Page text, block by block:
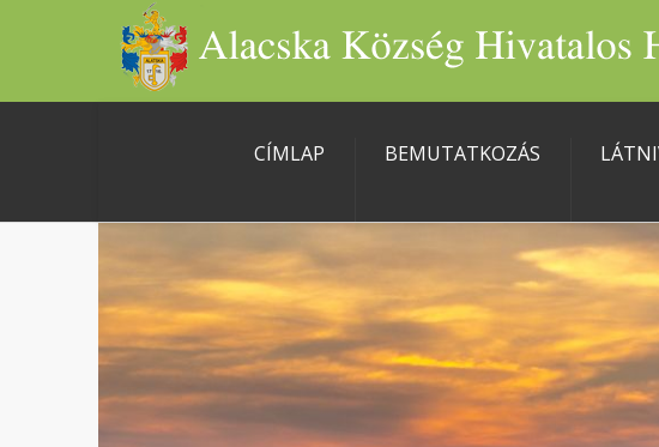
CÍMLAP BEMUTATKOZÁS